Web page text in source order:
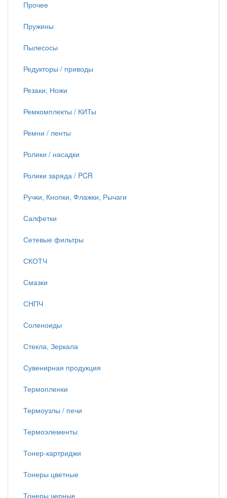
Прочее
Пружины
Пылесосы
Редукторы / приводы
Резаки, Ножи
Ремкомплекты / КИТы
Ремни / ленты
Ролики / насадки
Ролики заряда / PCR
Ручки, Кнопки, Флажки, Рычаги
Салфетки
Сетевые фильтры
СКОТЧ
Смазки
СНПЧ
Соленоиды
Стекла, Зеркала
Сувенирная продукция
Термопленки
Термоузлы / печи
Термоэлементы
Тонер-картриджи
Тонеры цветные
Тонеры черные